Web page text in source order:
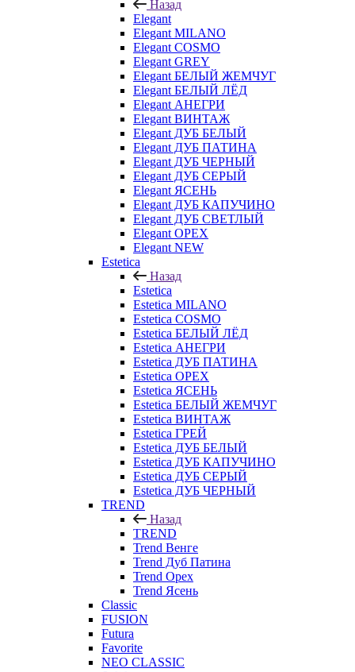
Назад
Elegant
Elegant MILANO
Elegant COSMO
Elegant GREY
Elegant БЕЛЫЙ ЖЕМЧУГ
Elegant БЕЛЫЙ ЛЁД
Elegant АНЕГРИ
Elegant ВИНТАЖ
Elegant ДУБ БЕЛЫЙ
Elegant ДУБ ПАТИНА
Elegant ДУБ ЧЕРНЫЙ
Elegant ДУБ СЕРЫЙ
Elegant ЯСЕНЬ
Elegant ДУБ КАПУЧИНО
Elegant ДУБ СВЕТЛЫЙ
Elegant ОРЕХ
Elegant NEW
Estetica
Назад
Estetica
Estetica MILANO
Estetica COSMO
Estetica БЕЛЫЙ ЛЁД
Estetica АНЕГРИ
Estetica ДУБ ПАТИНА
Estetica ОРЕХ
Estetica ЯСЕНЬ
Estetica БЕЛЫЙ ЖЕМЧУГ
Estetica ВИНТАЖ
Estetica ГРЕЙ
Estetica ДУБ БЕЛЫЙ
Estetica ДУБ КАПУЧИНО
Estetica ДУБ СЕРЫЙ
Estetica ДУБ ЧЕРНЫЙ
TREND
Назад
TREND
Trend Венге
Trend Дуб Патина
Trend Орех
Trend Ясень
Classic
FUSION
Futura
Favorite
NEO CLASSIC